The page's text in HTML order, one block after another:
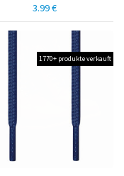
3.99 €
1770+ produkte verkauft